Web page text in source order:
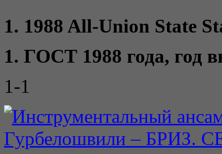
1. 1988 All-Union State
1. ГОСТ 1988 года, год
1-1